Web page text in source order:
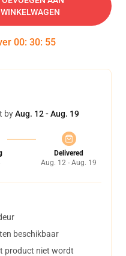
WINKELWAGEN
00: 30: 54
byAug. 12 - Aug. 19
Delivered
Aug. 12 - Aug. 19
beschikbaar
product niet wordt